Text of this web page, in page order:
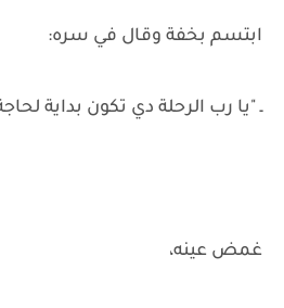
ابتسم بخفة وقال في سره:
ـ "يا رب الرحلة دي تكون بداية
غمض عينه،